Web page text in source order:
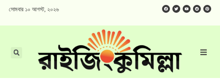
সোমবার ১০ আগস্ট, ২০২৬